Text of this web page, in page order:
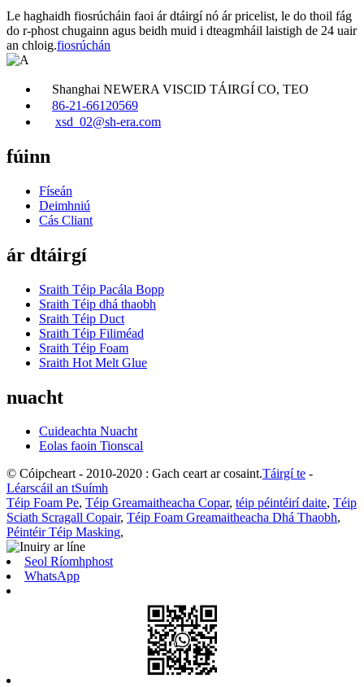
Le haghaidh fiosrúcháin faoi ár dtáirgí nó ár pricelist, le do thoil fág
do r-phost chugainn agus beidh muid i dteagmháil laistigh de 24 uair
an chloig.fiosrúchán
Shanghai NEWERA VISCID TÁIRGÍ CO, TEO
86-21-66120569
xsd_02@sh-era.com
fúinn
Físeán
Deimhniú
Cás Cliant
ár dtáirgí
Sraith Téip Pacála Bopp
Sraith Téip dhá thaobh
Sraith Téip Duct
Sraith Téip Filiméad
Sraith Téip Foam
Sraith Hot Melt Glue
nuacht
Cuideachta Nuacht
Eolas faoin Tionscal
© Cóipcheart - 2010-2020 : Gach ceart ar cosaint.Táirgí te -
Léarscáil an tSuímh
Téip Foam Pe, Téip Greamaitheacha Copar, téip péintéirí daite, Téip
Sciath Scragall Copair, Téip Foam Greamaitheacha Dhá Thaobh,
Péintéir Téip Masking,
Seol Ríomhphost
WhatsApp